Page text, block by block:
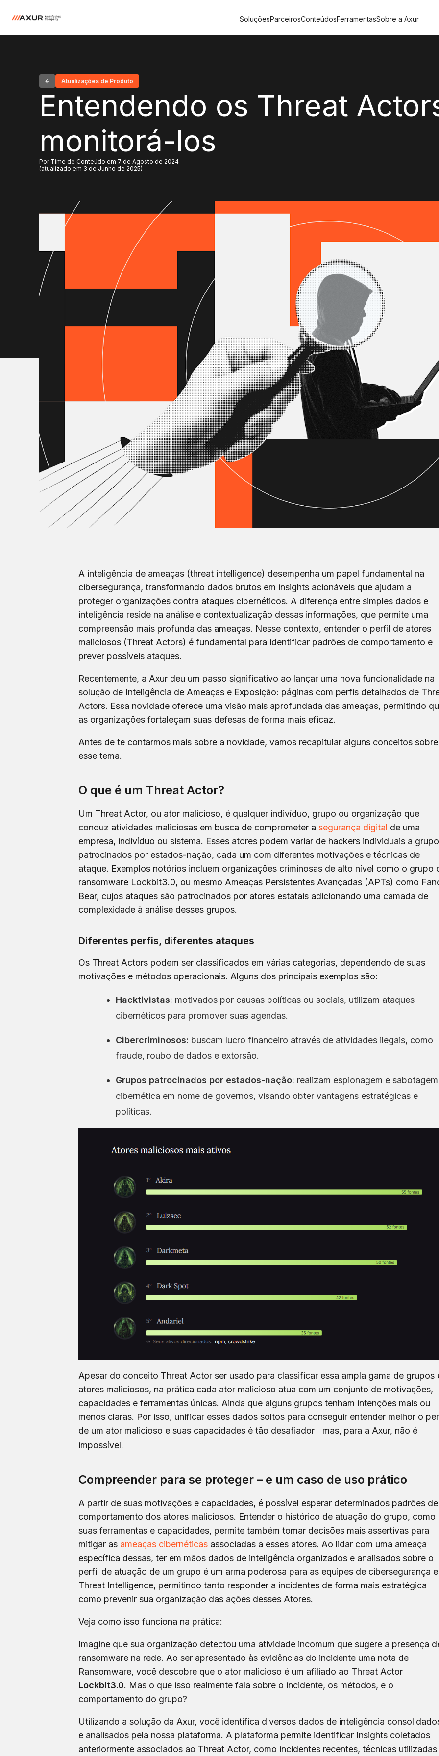
SoluçõesParceirosConteúdosFerramentasSobre a Axur
Atualizações de Produto
Entendendo os Threat
monitorá-los
Por Time de Conteúdo em 7 de Agosto de 2024
(atualizado em 3 de Junho de 2025)
A inteligência de ameaças (threat intelligence) desempenha um papel fundamental na
cibersegurança, transformando dados brutos em insights acionáveis que ajudam a
proteger organizações contra ataques cibernéticos. A diferença entre simples dados e
inteligência reside na análise e contextualização dessas informações, que permite uma
compreensão mais profunda das ameaças. Nesse contexto, entender o perfil de atores
maliciosos (Threat Actors) é fundamental para identificar padrões de comportamento e
prever possíveis ataques.
Recentemente, a Axur deu um passo significativo ao lançar uma nova funcionalidade na
solução de Inteligência de Ameaças e Exposição: páginas com perfis detalhados de
Actors. Essa novidade oferece uma visão mais aprofundada das ameaças, permitindo
as organizações fortaleçam suas defesas de forma mais eficaz.
Antes de te contarmos mais sobre a novidade, vamos recapitular alguns conceitos sobre
esse tema.
O que é um Threat Actor?
Um Threat Actor, ou ator malicioso, é qualquer indivíduo, grupo ou organização que
conduz atividades maliciosas em busca de comprometer a segurança digital de uma
empresa, indivíduo ou sistema. Esses atores podem variar de hackers individuais a
patrocinados por estados-nação, cada um com diferentes motivações e técnicas de
ataque. Exemplos notórios incluem organizações criminosas de alto nível como o grupo
ransomware Lockbit3.0, ou mesmo Ameaças Persistentes Avançadas (APTs) como
Bear, cujos ataques são patrocinados por atores estatais adicionando uma camada de
complexidade à análise desses grupos.
Diferentes perfis, diferentes ataques
Os Threat Actors podem ser classificados em várias categorias, dependendo de suas
motivações e métodos operacionais. Alguns dos principais exemplos são:
Hacktivistas: motivados por causas políticas ou sociais, utilizam ataques
cibernéticos para promover suas agendas.
Cibercriminosos: buscam lucro financeiro através de atividades ilegais, como
fraude, roubo de dados e extorsão.
Grupos patrocinados por estados-nação: realizam espionagem e sabotagem
cibernética em nome de governos, visando obter vantagens estratégicas e
políticas.
Apesar do conceito Threat Actor ser usado para classificar essa ampla gama de grupos
atores maliciosos, na prática cada ator malicioso atua com um conjunto de motivações,
capacidades e ferramentas únicas. Ainda que alguns grupos tenham intenções mais ou
menos claras. Por isso, unificar esses dados soltos para conseguir entender melhor o
de um ator malicioso e suas capacidades é tão desafiador – mas, para a Axur, não é
impossível.
Compreender para se proteger – e um caso de uso prático
A partir de suas motivações e capacidades, é possível esperar determinados padrões de
comportamento dos atores maliciosos. Entender o histórico de atuação do grupo, como
suas ferramentas e capacidades, permite também tomar decisões mais assertivas para
mitigar as ameaças cibernéticas associadas a esses atores. Ao lidar com uma ameaça
específica dessas, ter em mãos dados de inteligência organizados e analisados sobre o
perfil de atuação de um grupo é um arma poderosa para as equipes de cibersegurança e
Threat Intelligence, permitindo tanto responder a incidentes de forma mais estratégica
como prevenir sua organização das ações desses Atores.
Veja como isso funciona na prática:
Imagine que sua organização detectou uma atividade incomum que sugere a presença
ransomware na rede. Ao ser apresentado às evidências do incidente uma nota de
Ransomware, você descobre que o ator malicioso é um afiliado ao Threat Actor
Lockbit3.0. Mas o que isso realmente fala sobre o incidente, os métodos, e o
comportamento do grupo?
Utilizando a solução da Axur, você identifica diversos dados de inteligência
e analisados pela nossa plataforma. A plataforma permite identificar Insights coletados
anteriormente associados ao Threat Actor, como incidentes recentes, técnicas utilizadas